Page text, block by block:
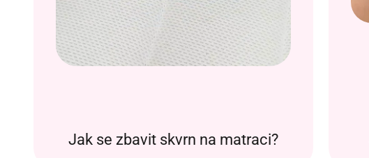
Jak se zbavit skvrn na matraci?